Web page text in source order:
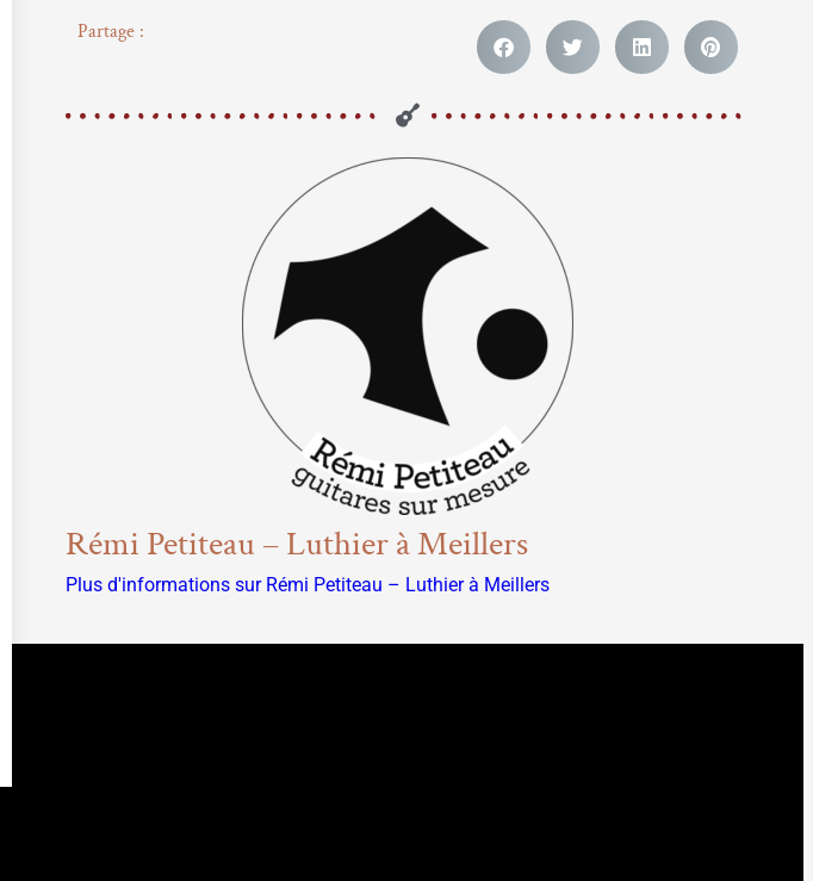
Partage :
Rémi Petiteau – Luthier à Meillers
Plus d'informations sur Rémi Petiteau – Luthier à Meillers